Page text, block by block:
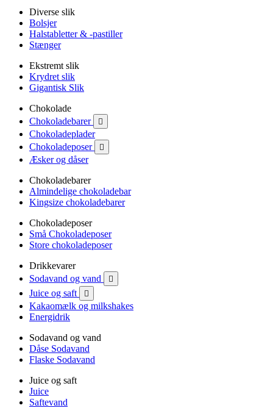
Diverse slik
Bolsjer
Halstabletter & -pastiller
Stænger
Ekstremt slik
Krydret slik
Gigantisk Slik
Chokolade
Chokoladebarer

Chokoladeplader
Chokoladeposer

Æsker og dåser
Chokoladebarer
Almindelige chokoladebar
Kingsize chokoladebarer
Chokoladeposer
Små Chokoladeposer
Store chokoladeposer
Drikkevarer
Sodavand og vand

Juice og saft 
Kakaomælk og milkshakes
Energidrik
Sodavand og vand
Dåse Sodavand
Flaske Sodavand
Juice og saft
Juice
Saftevand